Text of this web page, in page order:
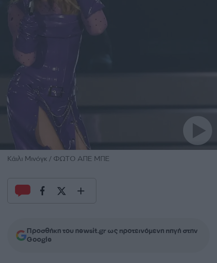
Κάιλι Μινόγκ / ΦΩΤΟ ΑΠΕ ΜΠΕ
Προσθήκη του newsit.gr ως προτεινόμενη πηγή στην
Google